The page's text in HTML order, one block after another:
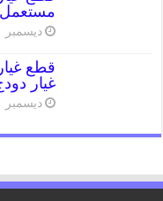
مستعمل
ديسمبر 1, 2023
غيار
ديسمبر 1, 2023